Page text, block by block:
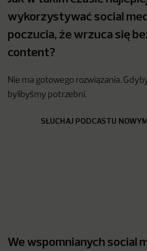
wykorzystywać social
poczucia, że wrzuca się
content?
Nie ma gotowego rozwiązania.
bylibyśmy potrzebni.
SŁUCHAJ PODCASTU
We wspomnianych social